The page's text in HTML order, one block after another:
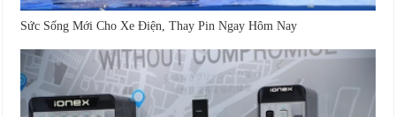
Sức Sống Mới Cho Xe Điện, Thay Pin Ngay Hôm Nay